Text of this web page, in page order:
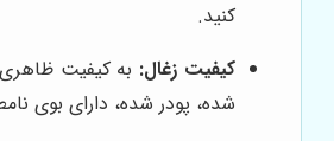
کنید.
کیفیت زغال: به کیفیت
شده، پودر شده، دارای بوی